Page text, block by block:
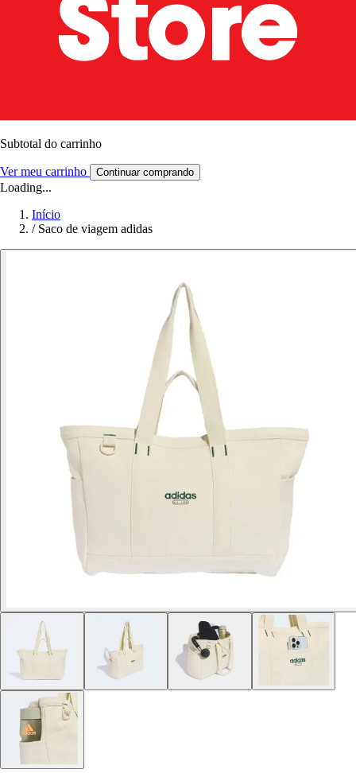
Subtotal do carrinho
Ver meu carrinho Continuar comprando
Loading...
Início
/ Saco de viagem adidas